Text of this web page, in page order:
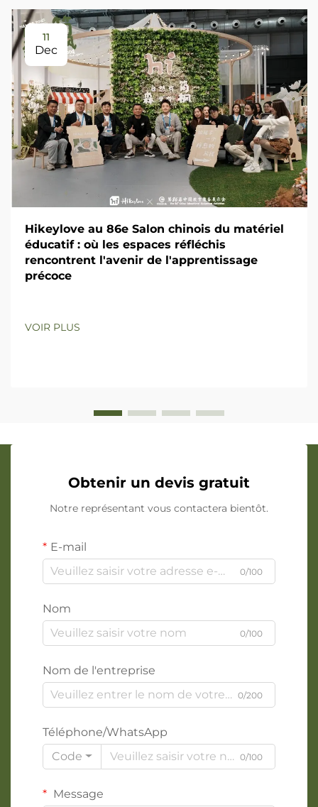
11
Dec
Hikeylove au 86e Salon chinois du matériel
éducatif : où les espaces réfléchis
rencontrent l'avenir de l'apprentissage
précoce
VOIR PLUS
Obtenir un devis gratuit
Notre représentant vous contactera bientôt.
E-mail
0/100
Nom
0/100
Nom de l'entreprise
0/200
Téléphone/WhatsApp
Code
0/100
Message